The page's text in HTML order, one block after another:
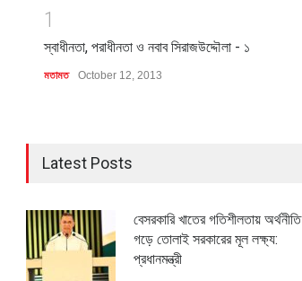
বাস্তবায়নের পথে
অর্থনীতি July 23, 2026
1
স্বাধীনতা, পরাধীনতা ও নবাব সিরাজউদ্দৌলা - ১
মতামত October 12, 2013
Latest Posts
বেসরকারি খাতের গতিশীলতায় অর্থনীতি
গড়ে তোলাই সরকারের মূল লক্ষ্য:
প্রধানমন্ত্রী